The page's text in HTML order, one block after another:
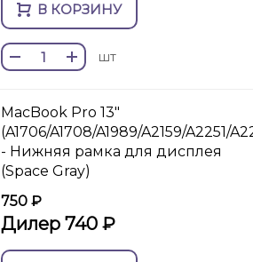
В КОРЗИНУ
шт
MacBook Pro 13"
(A1706/A1708/A1989/A2159/A2251/
- Нижняя рамка для дисплея
(Space Gray)
750 ₽
Дилер 740 ₽